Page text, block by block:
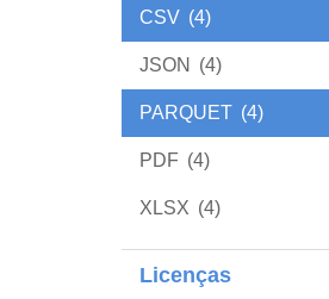
CSV (4)
JSON (4)
PARQUET (4)
PDF (4)
XLSX (4)
Licenças